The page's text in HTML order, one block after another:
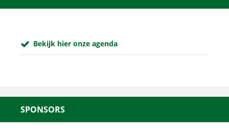
Bekijk hier onze agenda
SPONSORS